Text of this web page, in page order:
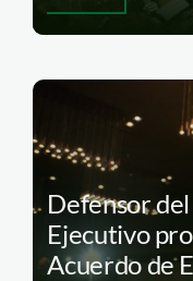
Defensor
Ejecutivo
Acuerdo de